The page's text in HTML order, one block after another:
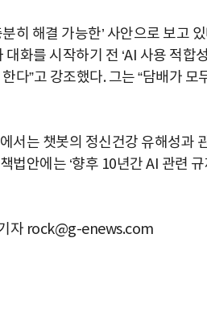
히 해결 가능한’ 사안으로 보고
대화를 시작하기 전 ‘AI 사용 적
다”고 강조했다. 그는 “담배가
서는 챗봇의 정신건강 유해성과
법안에는 ‘향후 10년간 AI 관련
자 rock@g-enews.com